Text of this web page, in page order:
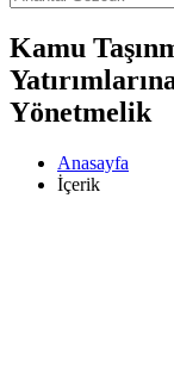
Kamu
Yönetmelik
Anasayfa
İçerik